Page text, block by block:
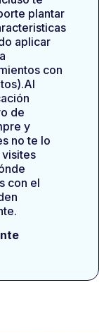
plantar
aplicar
con
de
y
no te lo
con el